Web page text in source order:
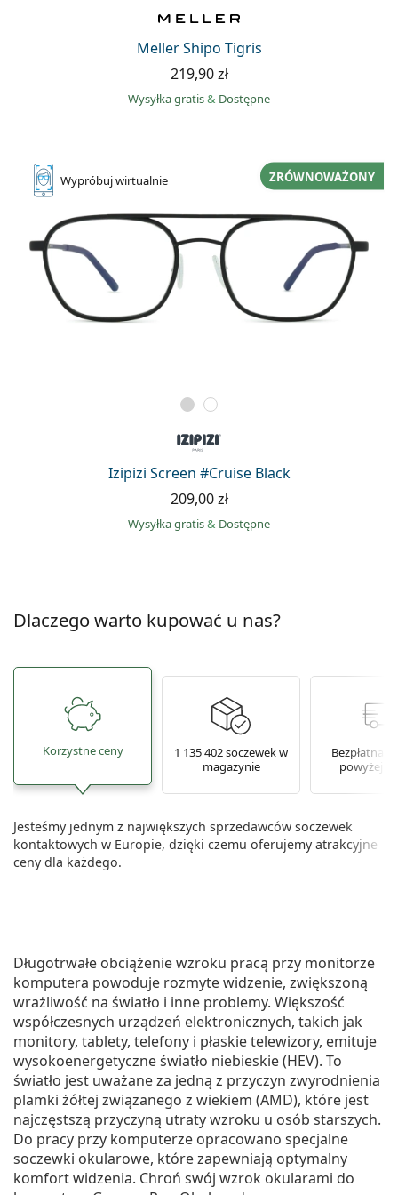
Meller Shipo Tigris
219,90 zł
Wysyłka gratis& Dostępne
Wypróbujwirtualnie
Izipizi Screen #Cruise Black
ZRÓWNOWAŻONY
209,00 zł
Wysyłka gratis& Dostępne
Dlaczego warto kupować u nas?
Korzystne ceny
1 135 402 soczewek w
magazynie
Bezpłatna
powyżej
Jesteśmy jednym z największych sprzedawców soczewek
kontaktowych w Europie, dzięki czemu oferujemy atrakcyjne
ceny dla każdego.
Długotrwałe obciążenie wzroku pracą przy monitorze
komputera powoduje rozmyte widzenie, zwiększoną
wrażliwość na światło i inne problemy. Większość
współczesnych urządzeń elektronicznych, takich jak
monitory, tablety, telefony i płaskie telewizory, emituje
wysokoenergetyczne światło niebieskie (HEV). To
światło jest uważane za jedną z przyczyn zwyrodnienia
plamki żółtej związanego z wiekiem (AMD), które jest
najczęstszą przyczyną utraty wzroku u osób starszych.
Do pracy przy komputerze opracowano specjalne
soczewki okularowe, które zapewniają optymalny
komfort widzenia. Chroń swój wzrok okularami do